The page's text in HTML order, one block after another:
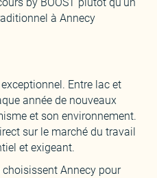
à Annecy
Entre lac et
année de nouveaux
et son environnement.
sur le marché du travail
et exigeant.
Annecy pour